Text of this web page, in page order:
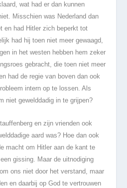
wat had er dan kunnen
Misschien was Nederland dan
en had Hitler zich beperkt tot
had hij toen niet meer gewaagd,
in het westen hebben hem zeker
gebracht, die toen niet meer
had de regie van boven dan ook
intern op te lossen. Als
niet gewelddadig in te grijpen?
en zijn vrienden ook
aard was? Hoe dan ook
macht om Hitler aan de kant te
gissing. Maar de uitnodiging
ons niet door het verstand, maar
en daarbij op God te vertrouwen